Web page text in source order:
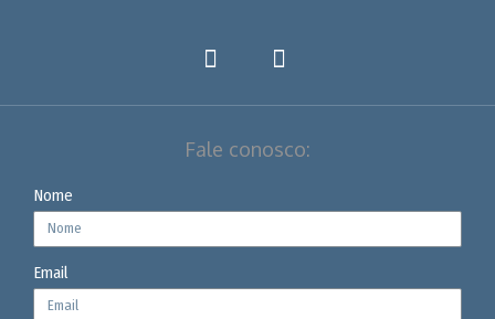
Fale conosco:
Nome
Email